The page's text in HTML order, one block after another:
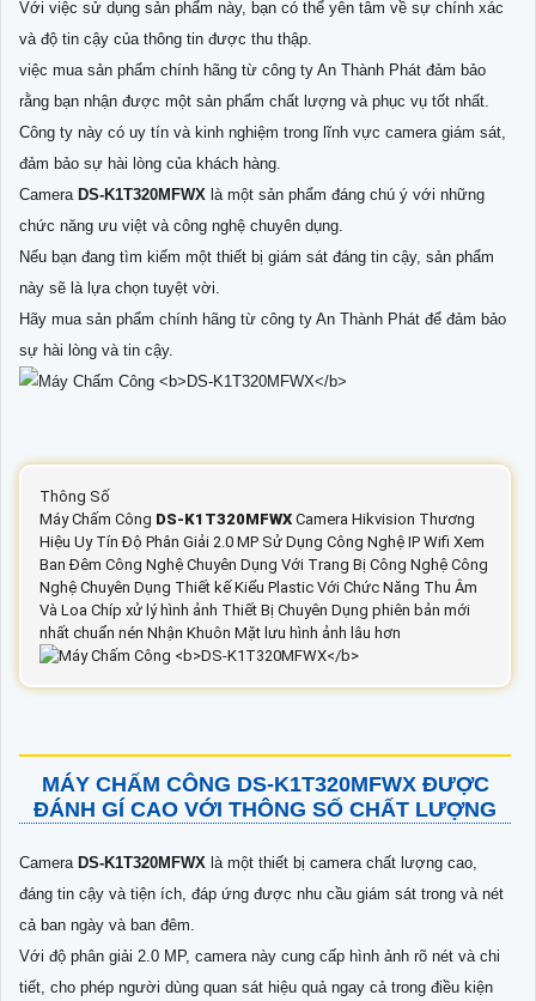
Với việc sử dụng sản phẩm này, bạn có thể yên tâm về sự chính xác
và độ tin cậy của thông tin được thu thập.
việc mua sản phẩm chính hãng từ công ty An Thành Phát đảm bảo
rằng bạn nhận được một sản phẩm chất lượng và phục vụ tốt nhất.
Công ty này có uy tín và kinh nghiệm trong lĩnh vực camera giám sát,
đảm bảo sự hài lòng của khách hàng.
Camera DS-K1T320MFWX là một sản phẩm đáng chú ý với những
chức năng ưu việt và công nghệ chuyên dụng.
Nếu bạn đang tìm kiếm một thiết bị giám sát đáng tin cậy, sản phẩm
này sẽ là lựa chọn tuyệt vời.
Hãy mua sản phẩm chính hãng từ công ty An Thành Phát để đảm bảo
sự hài lòng và tin cậy.
Thông Số
Máy Chấm Công DS-K1T320MFWX Camera Hikvision Thương
Hiệu Uy Tín Độ Phân Giải 2.0 MP Sử Dụng Công Nghệ IP Wifi Xem
Ban Đêm Công Nghệ Chuyên Dụng Với Trang Bị Công Nghệ Công
Nghệ Chuyên Dụng Thiết kế Kiểu Plastic Với Chức Năng Thu Âm
Và Loa Chíp xử lý hình ảnh Thiết Bị Chuyên Dụng phiên bản mới
nhất chuẩn nén Nhận Khuôn Mặt lưu hình ảnh lâu hơn
MÁY CHẤM CÔNG DS-K1T320MFWXĐƯỢC
ĐÁNH GÍ CAO VỚI THÔNG SỐ CHẤT LƯỢNG
Camera DS-K1T320MFWX là một thiết bị camera chất lượng cao,
đáng tin cậy và tiện ích, đáp ứng được nhu cầu giám sát trong và nét
cả ban ngày và ban đêm.
Với độ phân giải 2.0 MP, camera này cung cấp hình ảnh rõ nét và chi
tiết, cho phép người dùng quan sát hiệu quả ngay cả trong điều kiện